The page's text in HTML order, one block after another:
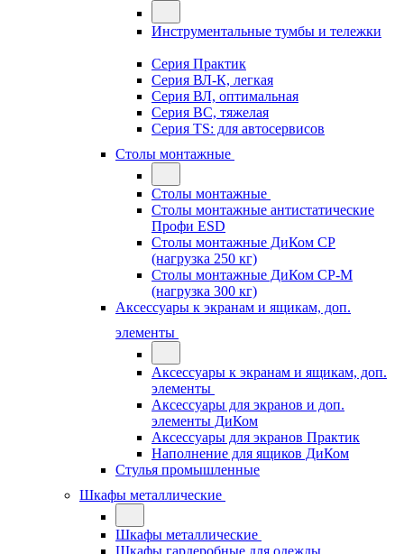
Инструментальные тумбы и тележки
Серия Практик
Серия ВЛ-К, легкая
Серия ВЛ, оптимальная
Серия ВС, тяжелая
Серия TS: для автосервисов
Столы монтажные
Столы монтажные
Столы монтажные антистатические
Профи ESD
Столы монтажные ДиКом СР
(нагрузка 250 кг)
Столы монтажные ДиКом СР-М
(нагрузка 300 кг)
Аксессуары к экранам и ящикам, доп.
элементы
Аксессуары к экранам и ящикам, доп.
элементы
Аксессуары для экранов и доп.
элементы ДиКом
Аксессуары для экранов Практик
Наполнение для ящиков ДиКом
Стулья промышленные
Шкафы металлические
Шкафы металлические
Шкафы гардеробные для одежды